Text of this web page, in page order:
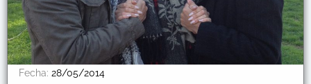
Fecha: 28/05/2014